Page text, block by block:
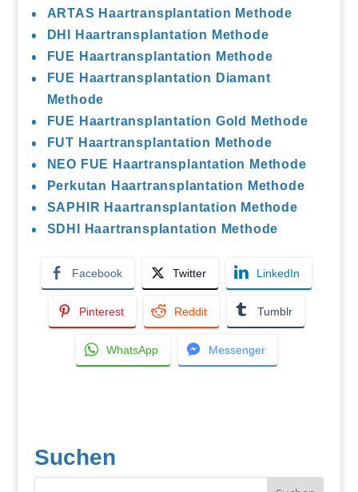
ARTAS Haartransplantation Methode
DHI Haartransplantation Methode
FUE Haartransplantation Methode
FUE Haartransplantation Diamant
Methode
FUE Haartransplantation Gold Methode
FUT Haartransplantation Methode
NEO FUE Haartransplantation Methode
Perkutan Haartransplantation Methode
SAPHIR Haartransplantation Methode
SDHI Haartransplantation Methode
Facebook Twitter LinkedIn
Pinterest Reddit Tumblr
WhatsApp Messenger
Suchen